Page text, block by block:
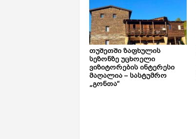
თუშეთში ზაფხულის
სეზონზე უცხოელი
ვიზიტორების ინტერესი
მაღალია – სასტუმრო
„გონთა“